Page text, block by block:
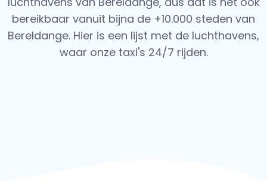
bereikbaar vanuit bijna de +10.000 steden van
Bereldange. Hier is een lijst met de luchthavens,
waar onze taxi's 24/7 rijden.